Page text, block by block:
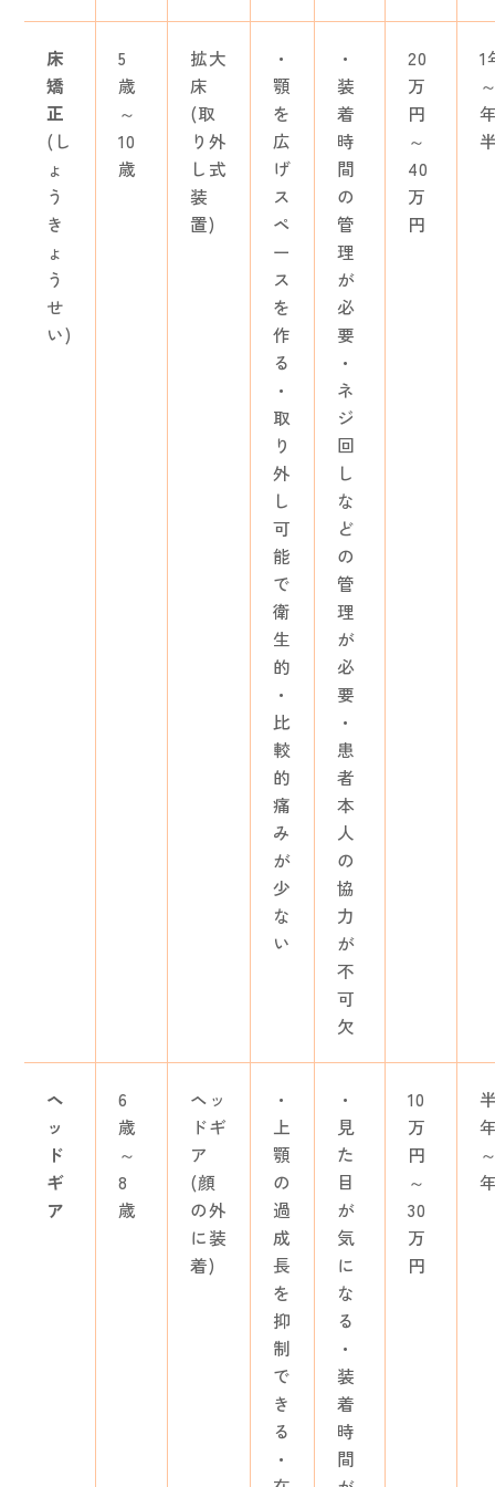
床
矯
正
(し
ょ
う
き
ょ
う
せ
い)
5
歳
～
10
歳
拡大
床
(取
り外
し式
装
置)
・
顎
を
広
げ
ス
ペ
ー
ス
を
作
る
・
取
り
外
し
可
能
で
衛
生
的
・
比
較
的
痛
み
が
少
な
い
・
装
着
時
間
の
管
理
が
必
要
・
ネ
ジ
回
し
な
ど
の
管
理
が
必
要
・
患
者
本
人
の
協
力
が
不
可
欠
20
万
円
～
40
万
円
1
ヘ
ッ
ド
ギ
ア
6
歳
～
8
歳
ヘッ
ドギ
ア
(顔
の外
に装
着)
・
上
顎
の
過
成
長
を
抑
制
で
き
る
・
・
見
た
目
が
気
に
な
る
・
装
着
時
間
10
万
円
～
30
万
円